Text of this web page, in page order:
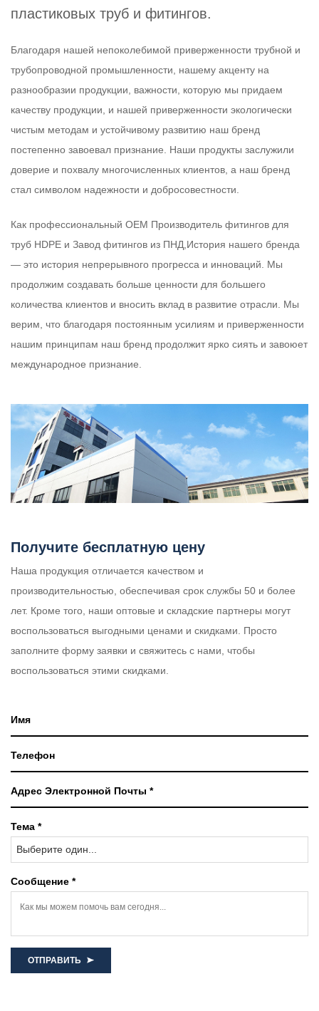
пластиковых труб и фитингов.
Благодаря нашей непоколебимой приверженности трубной и
трубопроводной промышленности, нашему акценту на
разнообразии продукции, важности, которую мы придаем
качеству продукции, и нашей приверженности экологически
чистым методам и устойчивому развитию наш бренд
постепенно завоевал признание. Наши продукты заслужили
доверие и похвалу многочисленных клиентов, а наш бренд
стал символом надежности и добросовестности.
Как профессиональный OEM Производитель фитингов для
труб HDPE и Завод фитингов из ПНД ,История нашего бренда
— это история непрерывного прогресса и инноваций. Мы
продолжим создавать больше ценности для большего
количества клиентов и вносить вклад в развитие отрасли. Мы
верим, что благодаря постоянным усилиям и приверженности
нашим принципам наш бренд продолжит ярко сиять и завоюет
международное признание.
Получите бесплатную цену
Наша продукция отличается качеством и
производительностью, обеспечивая срок службы 50 и более
лет. Кроме того, наши оптовые и складские партнеры могут
воспользоваться выгодными ценами и скидками. Просто
заполните форму заявки и свяжитесь с нами, чтобы
воспользоваться этими скидками.
Тема *
Выберите один...
Сообщение *
ОТПРАВИТЬ